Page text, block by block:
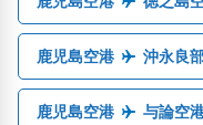
鹿児島空港 沖永良
鹿児島空港 与論空